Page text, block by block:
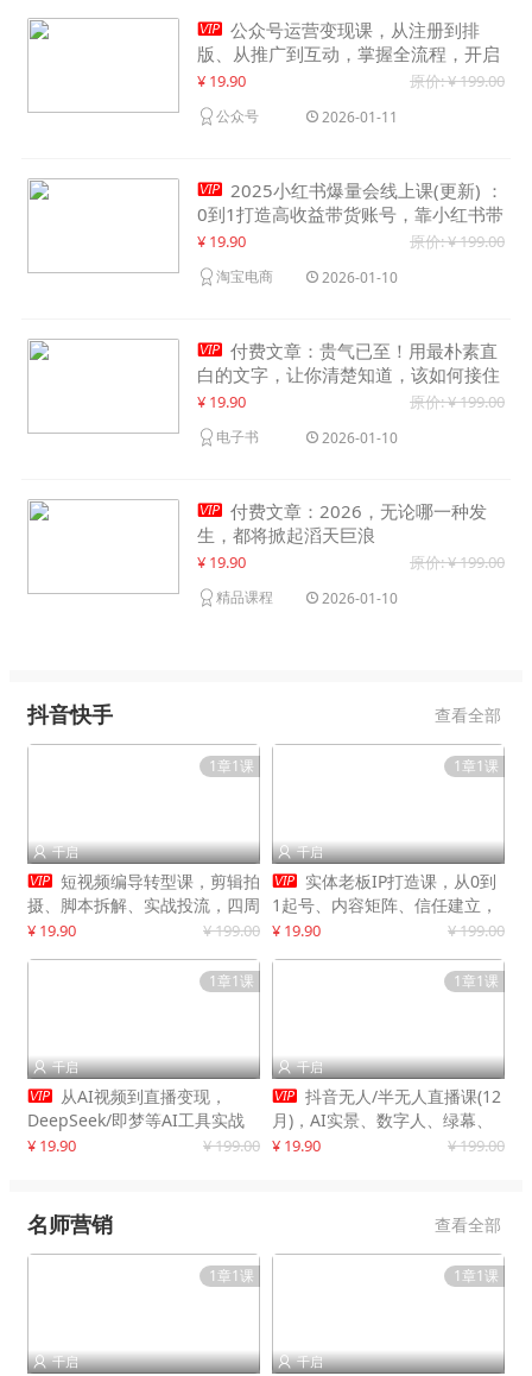
 公众号运营变现课，从注册到排
版、从推广到互动，掌握全流程，开启
个人品牌月入30000+
¥ 19.90 原价: ¥ 199.00
公众号 2026-01-11
 2025小红书爆量会线上课(更新) ：
0到1打造高收益带货账号，靠小红书带
货年入100w？机会来了！
¥ 19.90 原价: ¥ 199.00
淘宝电商 2026-01-10
 付费文章：贵气已至！用最朴素直
白的文字，让你清楚知道，该如何接住
这一次时代的泼天富贵
¥ 19.90 原价: ¥ 199.00
电子书 2026-01-10
 付费文章：2026，无论哪一种发
生，都将掀起滔天巨浪
¥ 19.90 原价: ¥ 199.00
精品课程 2026-01-10
抖音快手 查看全部
1章1课
 千启
 短视频编导转型课，剪辑拍
摄、脚本拆解、实战投流，四周
系统教学，快速入行月入2w+
¥ 19.90 ¥ 199.00
1章1课
 千启
 实体老板IP打造课，从0到
1起号、内容矩阵、信任建立，
打造门店IP，稳定获客增收
¥ 19.90 ¥ 199.00
1章1课
 千启
 从AI视频到直播变现，
DeepSeek/即梦等AI工具实战
教学，生产爆款视频，打造高流
¥ 19.90 ¥ 199.00
1章1课
 千启
 抖音无人/半无人直播课(12
月)，AI实景、数字人、绿幕、
多种玩法、24小时自动盈利
¥ 19.90 ¥ 199.00
名师营销 查看全部
1章1课
 千启
1章1课
 千启